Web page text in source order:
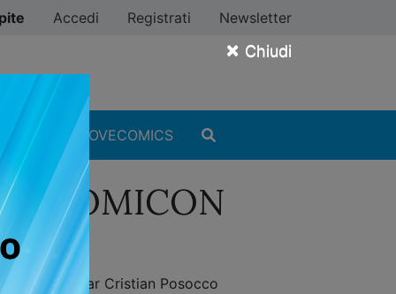
× Chiudi
Accedi Registrati Newsletter
#ILOVECOMICS
a COMICON
di Star Cristian Posocco